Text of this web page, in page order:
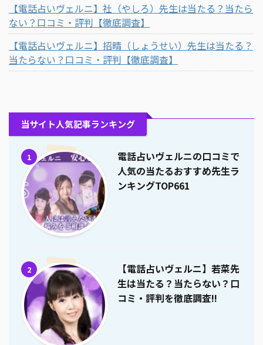
【電話占いヴェルニ】社（やしろ）先生は当たる？当たら
ない？口コミ・評判【徹底調査】
【電話占いヴェルニ】招晴（しょうせい）先生は当たる？
当たらない？口コミ・評判【徹底調査】
当サイト人気記事ランキング
1
電話占いヴェルニの口コミで
人気の当たるおすすめ先生ラ
ンキングTOP661
2
【電話占いヴェルニ】若菜先
生は当たる？当たらない？口
コミ・評判を徹底調査!!